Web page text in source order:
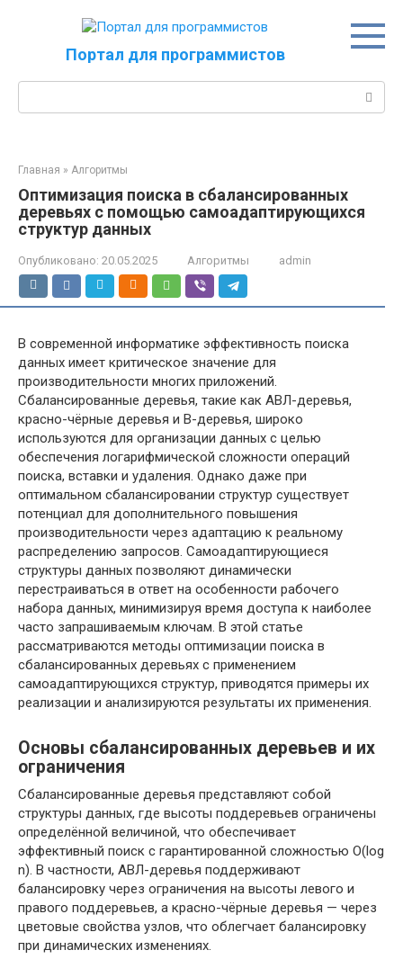
Портал для программистов
Главная » Алгоритмы
Оптимизация поиска в сбалансированных
деревьях с помощью самоадаптирующихся
структур данных
Опубликовано: 20.05.2025 Алгоритмы admin
В современной информатике эффективность поиска
данных имеет критическое значение для
производительности многих приложений.
Сбалансированные деревья, такие как АВЛ-деревья,
красно-чёрные деревья и B-деревья, широко
используются для организации данных с целью
обеспечения логарифмической сложности операций
поиска, вставки и удаления. Однако даже при
оптимальном сбалансировании структур существует
потенциал для дополнительного повышения
производительности через адаптацию к реальному
распределению запросов. Самоадаптирующиеся
структуры данных позволяют динамически
перестраиваться в ответ на особенности рабочего
набора данных, минимизируя время доступа к наиболее
часто запрашиваемым ключам. В этой статье
рассматриваются методы оптимизации поиска в
сбалансированных деревьях с применением
самоадаптирующихся структур, приводятся примеры их
реализации и анализируются результаты их применения.
Основы сбалансированных деревьев и их
ограничения
Сбалансированные деревья представляют собой
структуры данных, где высоты поддеревьев ограничены
определённой величиной, что обеспечивает
эффективный поиск с гарантированной сложностью O(log
n). В частности, АВЛ-деревья поддерживают
балансировку через ограничения на высоты левого и
правого поддеревьев, а красно-чёрные деревья — через
цветовые свойства узлов, что облегчает балансировку
при динамических изменениях.